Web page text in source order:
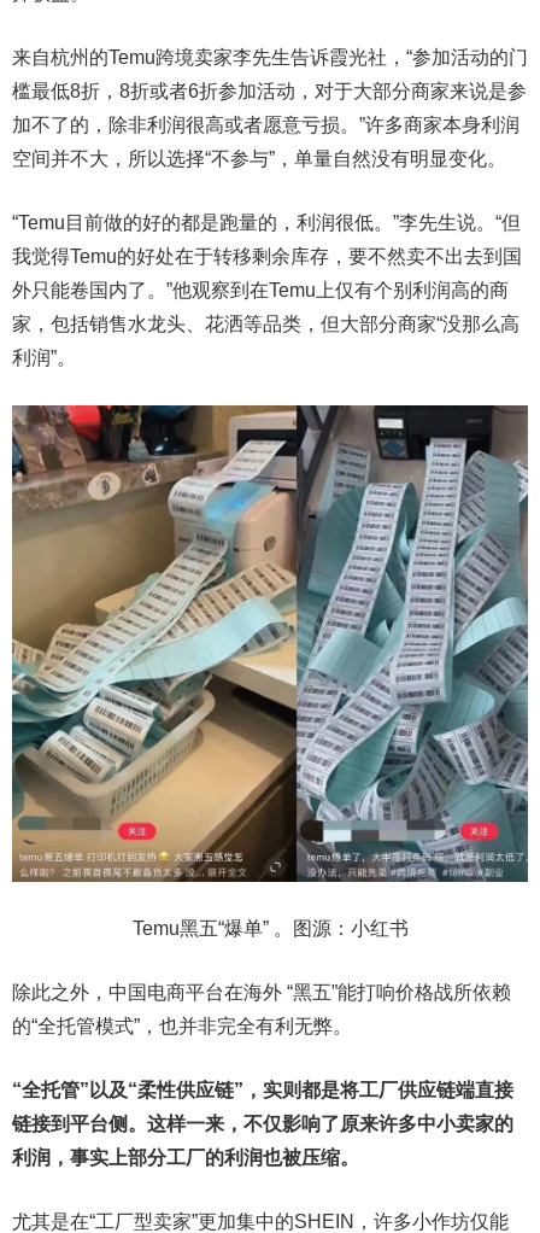
来自杭州的Temu跨境卖家李先生告诉霞光社，“参加活动的门
槛最低8折，8折或者6折参加活动，对于大部分商家来说是参
加不了的，除非利润很高或者愿意亏损。”许多商家本身利润
空间并不大，所以选择“不参与”，单量自然没有明显变化。
“Temu目前做的好的都是跑量的，利润很低。”李先生说。“但
我觉得Temu的好处在于转移剩余库存，要不然卖不出去到国
外只能卷国内了。”他观察到在Temu上仅有个别利润高的商
家，包括销售水龙头、花洒等品类，但大部分商家“没那么高
利润”。
Temu黑五“爆单” 。图源：小红书
除此之外，中国电商平台在海外 “黑五”能打响价格战所依赖
的“全托管模式”，也并非完全有利无弊。
“全托管”以及“柔性供应链”，实则都是将工厂供应链端直接
链接到平台侧。这样一来，不仅影响了原来许多中小卖家的
利润，事实上部分工厂的利润也被压缩。
尤其是在“工厂型卖家”更加集中的SHEIN，许多小作坊仅能